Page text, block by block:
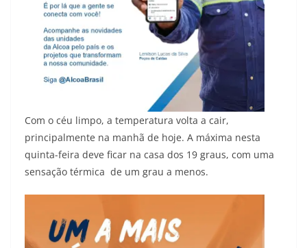
Com o céu limpo, a temperatura volta a cair,
principalmente na manhã de hoje. A máxima nesta
quinta-feira deve ficar na casa dos 19 graus, com uma
sensação térmica de um grau a menos.